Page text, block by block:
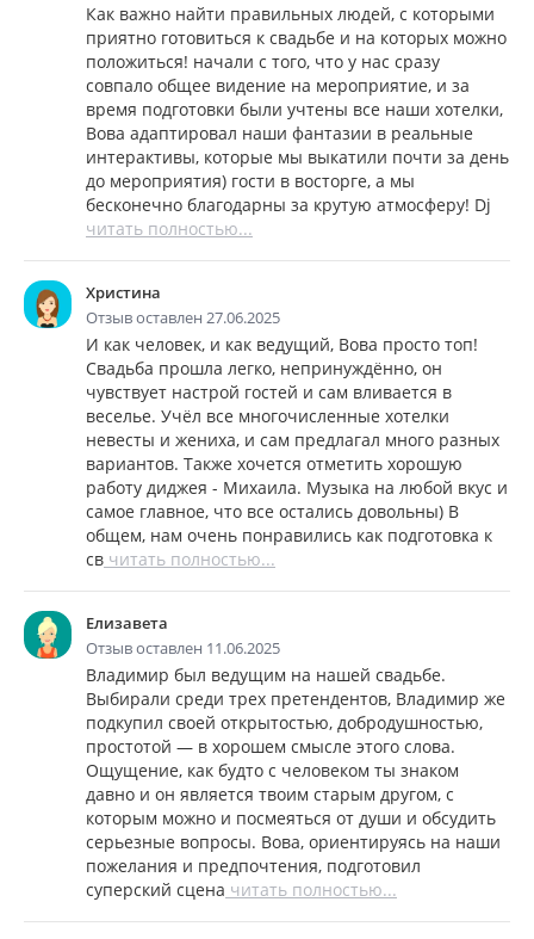
Как важно найти правильных людей, с которыми
приятно готовиться к свадьбе и на которых можно
положиться! начали с того, что у нас сразу
совпало общее видение на мероприятие, и за
время подготовки были учтены все наши хотелки,
Вова адаптировал наши фантазии в реальные
интерактивы, которые мы выкатили почти за день
до мероприятия) гости в восторге, а мы
бесконечно благодарны за крутую атмосферу! Dj
читать полностью...
Христина
Отзыв оставлен 27.06.2025
И как человек, и как ведущий, Вова просто топ!
Свадьба прошла легко, непринуждённо, он
чувствует настрой гостей и сам вливается в
веселье. Учёл все многочисленные хотелки
невесты и жениха, и сам предлагал много разных
вариантов. Также хочется отметить хорошую
работу диджея - Михаила. Музыка на любой вкус и
самое главное, что все остались довольны) В
общем, нам очень понравились как подготовка к
св читать полностью...
Елизавета
Отзыв оставлен 11.06.2025
Владимир был ведущим на нашей свадьбе.
Выбирали среди трех претендентов, Владимир же
подкупил своей открытостью, добродушностью,
простотой — в хорошем смысле этого слова.
Ощущение, как будто с человеком ты знаком
давно и он является твоим старым другом, с
которым можно и посмеяться от души и обсудить
серьезные вопросы. Вова, ориентируясь на наши
пожелания и предпочтения, подготовил
суперский сцена читать полностью...